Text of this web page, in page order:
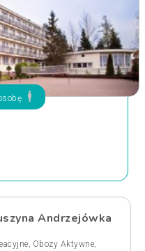
Andrzejówka
, Obozy Aktywne,